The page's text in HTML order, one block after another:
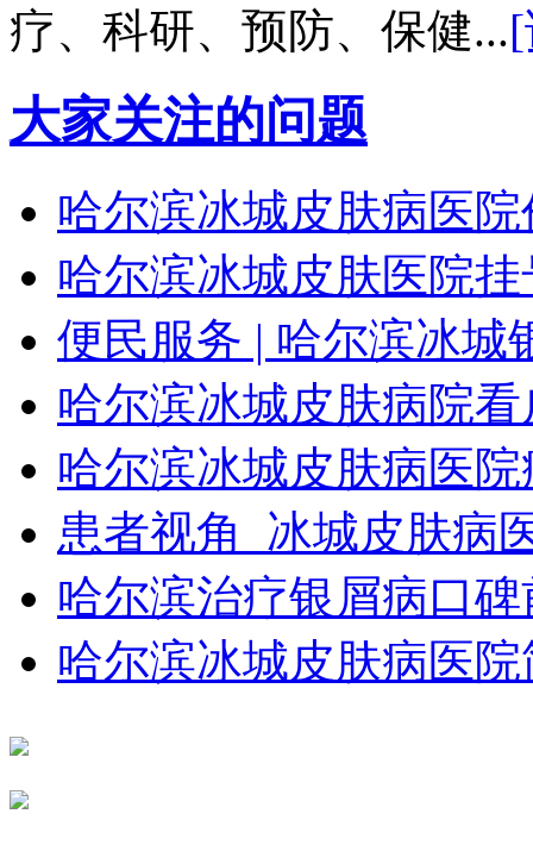
疗、科研、预防、保健...
大家关注的问题
哈尔滨冰城皮肤病医
哈尔滨冰城皮肤医院
便民服务 | 哈尔滨冰城
哈尔滨冰城皮肤病院
哈尔滨冰城皮肤病医
患者视角_冰城皮肤病
哈尔滨治疗银屑病口
哈尔滨冰城皮肤病医